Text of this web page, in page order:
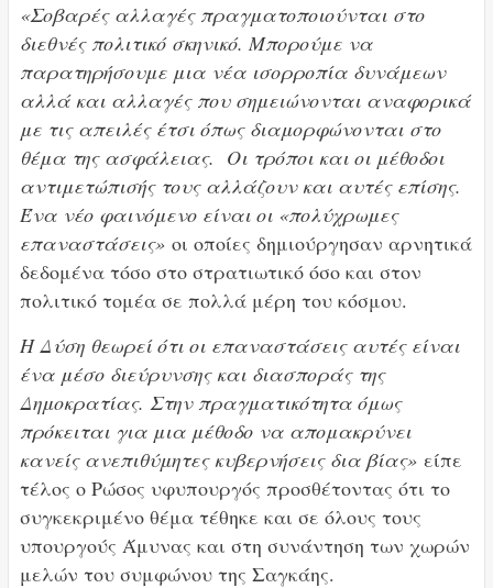
«Σοβαρές αλλαγές πραγματοποιούνται στο
διεθνές πολιτικό σκηνικό. Μπορούμε να
παρατηρήσουμε μια νέα ισορροπία δυνάμεων
αλλά και αλλαγές που σημειώνονται αναφορικά
με τις απειλές έτσι όπως διαμορφώνονται στο
θέμα της ασφάλειας. Οι τρόποι και οι μέθοδοι
αντιμετώπισής τους αλλάζουν και αυτές επίσης.
Ένα νέο φαινόμενο είναι οι «πολύχρωμες
επαναστάσεις»οι οποίες δημιούργησαν αρνητικά
δεδομένα τόσο στο στρατιωτικό όσο και στον
πολιτικό τομέα σε πολλά μέρη του κόσμου.
Η Δύση θεωρεί ότι οι επαναστάσεις αυτές είναι
ένα μέσο διεύρυνσης και διασποράς της
Δημοκρατίας. Στην πραγματικότητα όμως
πρόκειται για μια μέθοδο να απομακρύνει
κανείς ανεπιθύμητες κυβερνήσεις δια βίας»είπε
τέλος ο Ρώσος υφυπουργός προσθέτοντας ότι το
συγκεκριμένο θέμα τέθηκε και σε όλους τους
υπουργούς Άμυνας και στη συνάντηση των χωρών
μελών του συμφώνου της Σαγκάης.